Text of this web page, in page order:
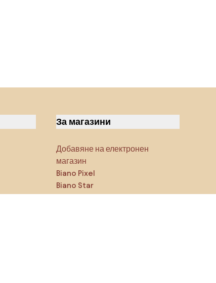
За магазини
Добавяне на електронен
магазин
Biano Pixel
Biano Star